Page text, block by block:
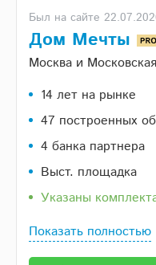
Был на сайте
Дом Мечты
Москва и
14 лет на рынке
47 построенных
4 банка партнера
Выст. площадка
Указаны
Показать полностью